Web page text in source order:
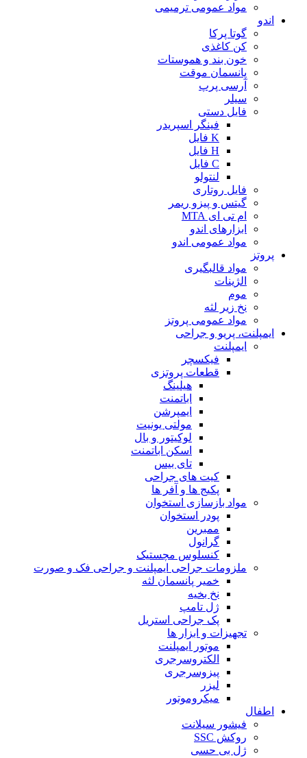
مواد عمومی ترمیمی
اندو
گوتا پرکا
کن کاغذی
خون بند و هموستات
پانسمان موقت
آرسی پرپ
سیلر
فایل دستی
فینگر اسپریدر
K فایل
H فایل
C فایل
لنتولو
فایل روتاری
گیتس و پیزو ریمر
ام تی ای MTA
ابزارهای اندو
مواد عمومی اندو
پروتز
مواد قالبگیری
الژینات
موم
نخ زیر لثه
مواد عمومی پروتز
ایمپلنت، پریو و جراحی
ایمپلنت
فیکسچر
قطعات پروتزی
هیلینگ
اباتمنت
ایمپرشن
مولتی یونیت
لوکیتور و بال
اسکن اباتمنت
تای بیس
کیت های جراحی
پکیج ها و آفر ها
مواد بازسازی استخوان
پودر استخوان
ممبرین
گرانول
کنسلوس مچستیک
ملزومات جراحی ایمپلنت و جراحی فک و صورت
خمیر پانسمان لثه
نخ بخیه
ژل تامپ
پک جراحی استریل
تجهیزات و ابزار ها
موتور ایمپلنت
الکتروسرجری
پیزوسرجری
لیزر
میکروموتور
اطفال
فیشور سیلانت
روکش SSC
ژل بی حسی